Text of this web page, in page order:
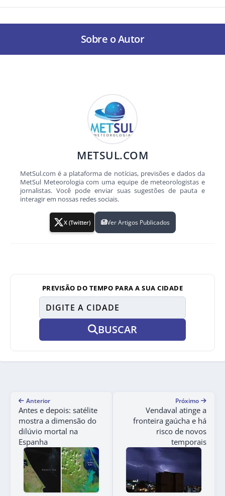
Sobre o Autor
METSUL.COM
MetSul.com é a plataforma de notícias, previsões e dados da
MetSul Meteorologia com uma equipe de meteorologistas e
jornalistas. Você pode enviar suas sugestões de pauta e
interagir em nossas redes sociais.
X (Twitter) Ver Artigos Publicados
PREVISÃO DO TEMPO PARA A SUA CIDADE
BUSCAR
Anterior
Antes e depois: satélite
mostra a dimensão do
dilúvio mortal na
Espanha
Próximo
Vendaval atinge a
fronteira gaúcha e há
risco de novos
temporais